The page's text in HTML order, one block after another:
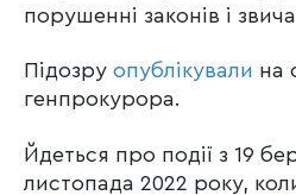
порушенні законів і
Підозру опублікували на
генпрокурора.
Йдеться про події з 19
листопада 2022 року,